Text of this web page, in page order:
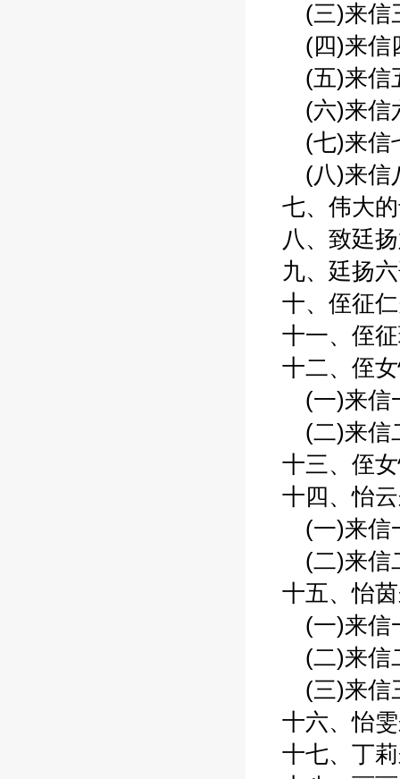
(三)来信
(四)来信四
(五)来信
(六)来信
(七)来信
(八)来信
七、伟大的
八、致廷扬
九、廷扬六
十、侄征仁
十一、侄征
十二、侄女
(一)来信
(二)来信
十三、侄女
十四、怡云
(一)来信
(二)来信
十五、怡茵
(一)来信
(二)来信
(三)来信
十六、怡雯
十七、丁莉